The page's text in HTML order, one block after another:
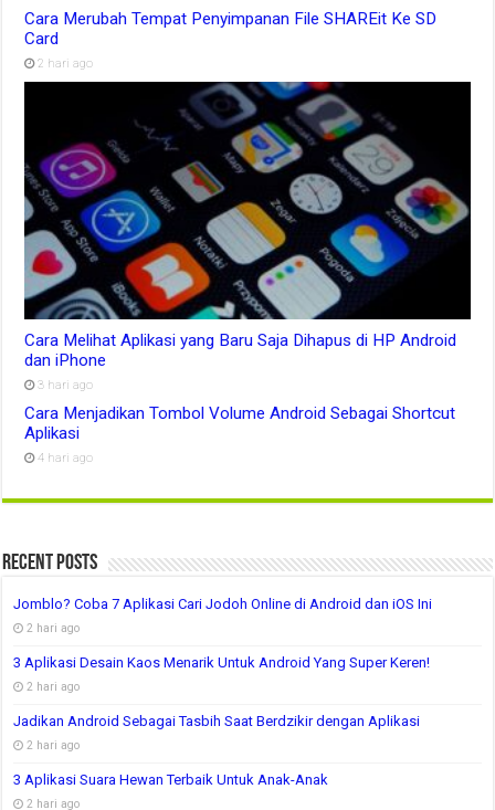
Cara Merubah Tempat Penyimpanan File SHAREit Ke SD
Card
2 hari ago
Cara Melihat Aplikasi yang Baru Saja Dihapus di HP Android
dan iPhone
3 hari ago
Cara Menjadikan Tombol Volume Android Sebagai Shortcut
Aplikasi
4 hari ago
Recent Posts
Jomblo? Coba 7 Aplikasi Cari Jodoh Online di Android dan iOS Ini
2 hari ago
3 Aplikasi Desain Kaos Menarik Untuk Android Yang Super Keren!
2 hari ago
Jadikan Android Sebagai Tasbih Saat Berdzikir dengan Aplikasi
2 hari ago
3 Aplikasi Suara Hewan Terbaik Untuk Anak-Anak
2 hari ago